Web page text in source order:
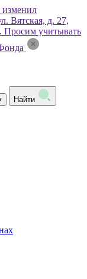
изменил
Вятская, д. 27,
Просим учитывать
Найти